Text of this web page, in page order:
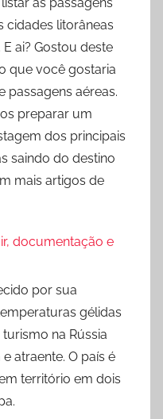
cidades litorâneas
ai? Gostou deste
que você gostaria
aéreas.
preparar um
dos principais
saindo do destino
mais artigos de
documentação e
por sua
gélidas
na Rússia
atraente. O país é
território em dois